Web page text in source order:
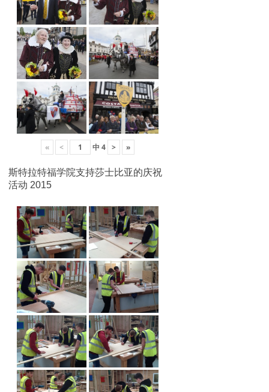
« < 中 4 > »
斯特拉特福学院支持莎士比亚的庆祝
活动 2015